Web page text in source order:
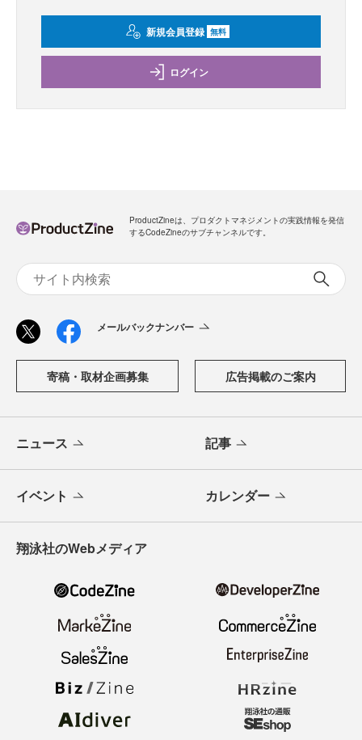
新規会員登録 無料
ログイン
ProductZineは、プロダクトマネジメントの実践情報を発信
するCodeZineのサブチャンネルです。
メールバックナンバー
寄稿・取材企画募集 広告掲載のご案内
ニュース 記事
イベント カレンダー
翔泳社のWebメディア